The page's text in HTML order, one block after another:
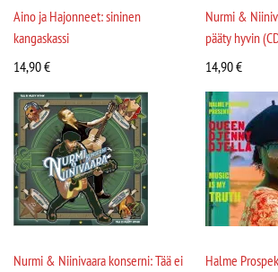
Aino ja Hajonneet: sininen
kangaskassi
14,90€
Nurmi &
pääty hyvin
14,90€
Nurmi & Niinivaara konserni: Tää ei
Halme